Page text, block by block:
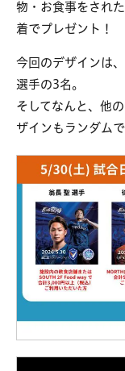
物・お食事をされ
着でプレゼント！
今回のデザインは
選手の3名。
そしてなんと、他
ザインもランダムで